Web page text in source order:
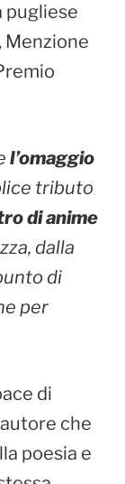
pugliese
Menzione
l’omaggio
tributo
di anime
dalla
di
per
di
che
poesia e